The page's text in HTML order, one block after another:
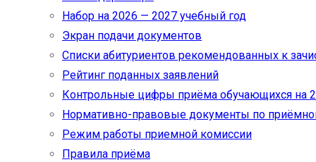
Набор на 2026 — 2027 учебный год
Экран подачи документов
Cписки абитуриентов рекомендованных к
Рейтинг поданных заявлений
Контрольные цифры приёма обучающихся на
Нормативно-правовые документы по
Режим работы приемной комиссии
Правила приёма